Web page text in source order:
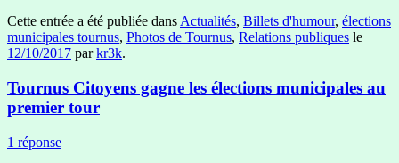
Cette entrée a été publiée dans Actualités, Billets d'humour, élections
municipales tournus, Photos de Tournus, Relations publiques le
12/10/2017 parkr3k.
Tournus Citoyens gagne les élections municipales au
premier tour
1 réponse